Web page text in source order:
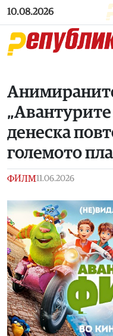
Skip to main content
10.08.2026
денеска
големото
ФИЛМ11.06.2026